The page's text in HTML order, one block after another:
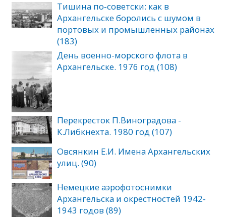
Тишина по‑советски: как в
Архангельске боролись с шумом в
портовых и промышленных районах
(183)
День военно-морского флота в
Архангельске. 1976 год (108)
Перекресток П.Виноградова -
К.Либкнехта. 1980 год (107)
Овсянкин Е.И. Имена Архангельских
улиц. (90)
Немецкие аэрофотоснимки
Архангельска и окрестностей 1942-
1943 годов (89)